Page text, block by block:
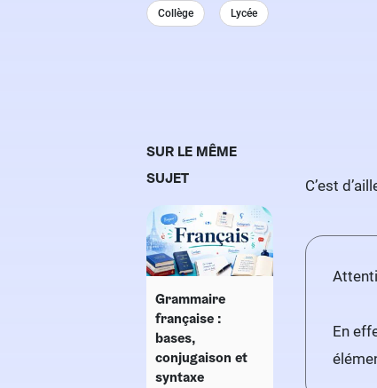
C’est
En
Collège Lycée
SUR LE MÊME
SUJET
Grammaire
française :
bases,
conjugaison et
syntaxe